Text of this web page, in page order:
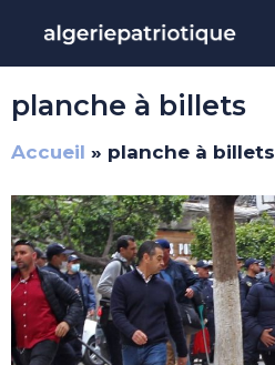
contenu
planche à billets
Accueil » planche à billets